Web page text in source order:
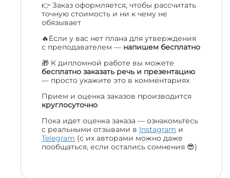
👉 Заказ оформляется, чтобы рассчитать
точную стоимость и ни к чему не
обязывает
🔥Если у вас нет плана для утверждения
с преподавателем — напишем бесплатно
🎁 К дипломной работе вы можете
бесплатно заказать речь и презентацию
— просто укажите это в комментариях
Прием и оценка заказов производится
круглосуточно
Пока идет оценка заказа — ознакомьтесь
с реальными отзывами в Instagram и
Telegram (с их авторами можно даже
пообщаться, если остались сомнения 😎)